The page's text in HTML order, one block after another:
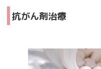
抗がん剤治療